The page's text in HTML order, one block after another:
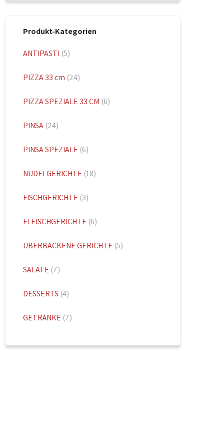
Produkt-Kategorien
ANTIPASTI (5)
PIZZA 33 cm (24)
PIZZA SPEZIALE 33 CM (6)
PINSA (24)
PINSA SPEZIALE (6)
NUDELGERICHTE (18)
FISCHGERICHTE (3)
FLEISCHGERICHTE (6)
ÜBERBACKENE GERICHTE (5)
SALATE (7)
DESSERTS (4)
GETRÄNKE (7)